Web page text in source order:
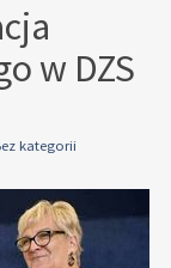
w DZS
kategorii